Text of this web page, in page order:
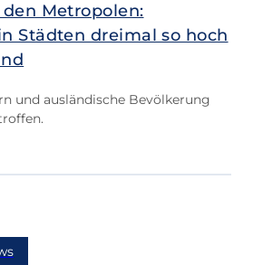
Metropolen:
Städten dreimal so hoch
und ausländische Bevölkerung